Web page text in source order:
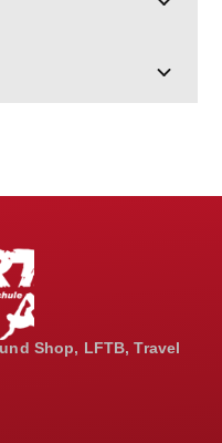
Shop, LFTB, Travel